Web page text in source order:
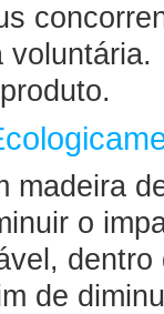
voluntária.
madeira
o
de